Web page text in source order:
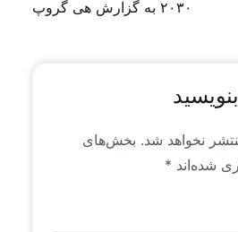
۲۰۳۰ به گزارش هی گروپ
نخواهد شد. بخش‌های
شده‌اند *